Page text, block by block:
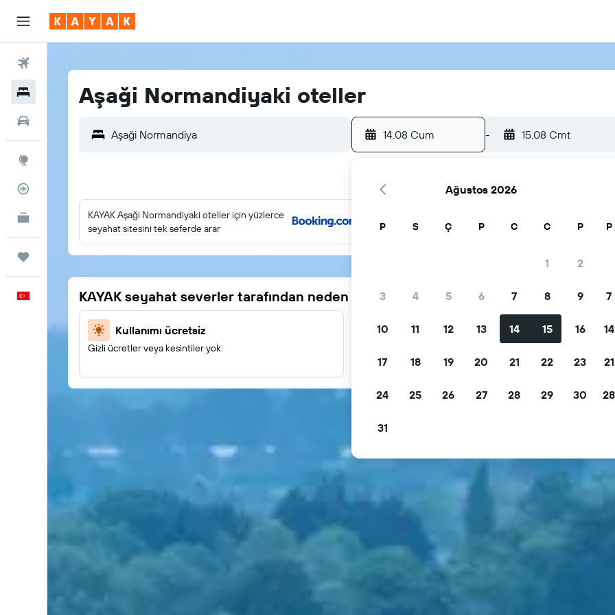
İşletmeler için KAYAK
Aşaği Normandiyaki oteller
14.08 Cum - 15.08 Cmt
KAYAK Aşaği Normandiyaki oteller için yüzlerce
seyahat sitesini tek seferde arar
KAYAK seyahat severler tarafından neden tercih ediliyor
Kullanımı ücretsiz
Gizli ücretler veya kesintiler yok.
Fırsatlarınızı filtreleyin
filtreleyin.
Ağustos 2026
P S Ç P C C P
1 2
3 4 5 6 7 8 9
10 11 12 13 14 15 16
17 18 19 20 21 22 23
24 25 26 27 28 29 30
31
P
7
14
21
28